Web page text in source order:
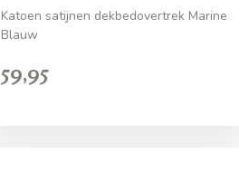
Katoen satijnen dekbedovertrek Marine
Blauw
59,95